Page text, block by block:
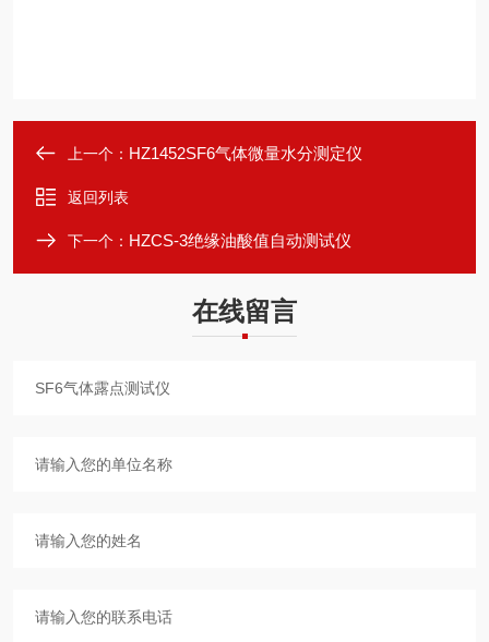
上一个： HZ1452SF6气体微量水分测定仪
返回列表
下一个： HZCS-3绝缘油酸值自动测试仪
在线留言